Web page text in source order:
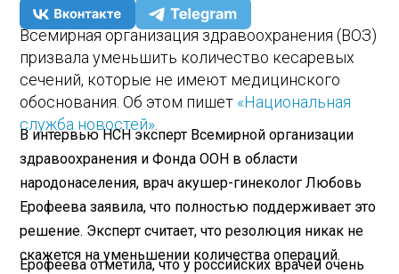
Всемирная организация здравоохранения (ВОЗ)
призвала уменьшить количество кесаревых
сечений, которые не имеют медицинского
обоснования. Об этом пишет «Национальная
служба новостей»
В интервью НСН эксперт Всемирной организации
здравоохранения и Фонда ООН в области
народонаселения, врач акушер-гинеколог Любовь
Ерофеева заявила, что полностью поддерживает это
решение. Эксперт считает, что резолюция никак не
скажется на уменьшении количества операций.
Ерофеева отметила, что у российских врачей очень